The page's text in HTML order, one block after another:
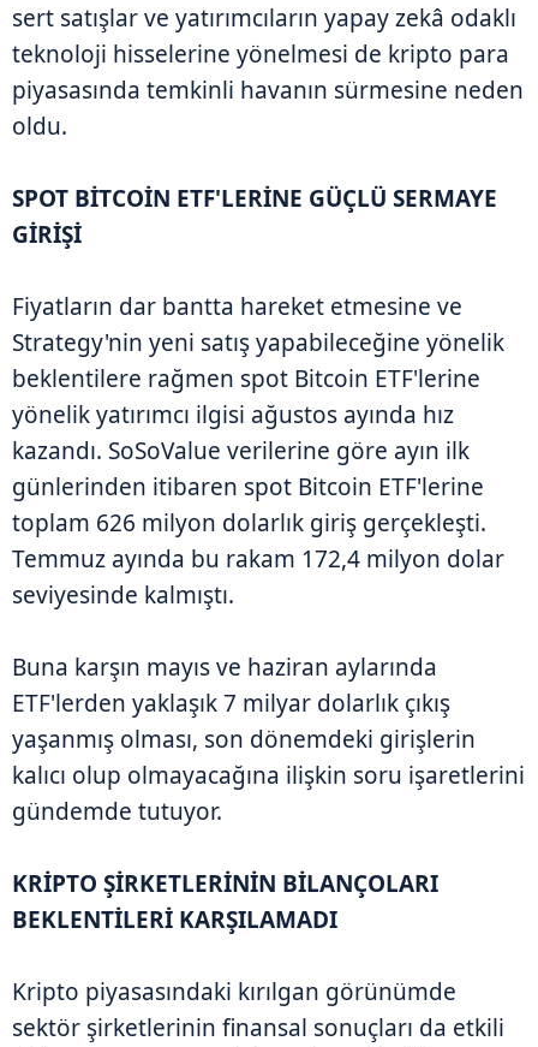
sert satışlar ve yatırımcıların yapay zekâ odaklı
teknoloji hisselerine yönelmesi de kripto para
piyasasında temkinli havanın sürmesine neden
oldu.
SPOT BİTCOİN ETF'LERİNE GÜÇLÜ SERMAYE
GİRİŞİ
Fiyatların dar bantta hareket etmesine ve
Strategy'nin yeni satış yapabileceğine yönelik
beklentilere rağmen spot Bitcoin ETF'lerine
yönelik yatırımcı ilgisi ağustos ayında hız
kazandı. SoSoValue verilerine göre ayın ilk
günlerinden itibaren spot Bitcoin ETF'lerine
toplam 626 milyon dolarlık giriş gerçekleşti.
Temmuz ayında bu rakam 172,4 milyon dolar
seviyesinde kalmıştı.
Buna karşın mayıs ve haziran aylarında
ETF'lerden yaklaşık 7 milyar dolarlık çıkış
yaşanmış olması, son dönemdeki girişlerin
kalıcı olup olmayacağına ilişkin soru işaretlerini
gündemde tutuyor.
KRİPTO ŞİRKETLERİNİN BİLANÇOLARI
BEKLENTİLERİ KARŞILAMADI
Kripto piyasasındaki kırılgan görünümde
sektör şirketlerinin finansal sonuçları da etkili